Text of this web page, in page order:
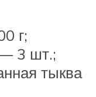
г;
3 шт.;
тыква